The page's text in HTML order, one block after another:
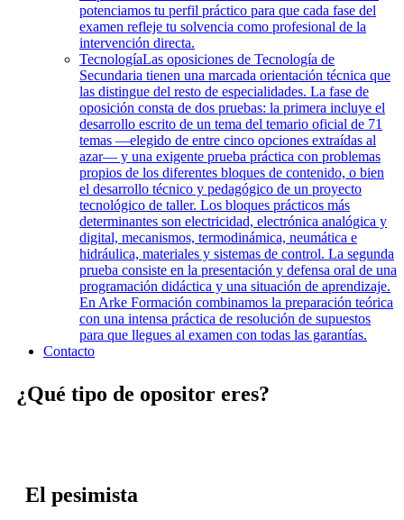
potenciamos tu perfil práctico para que cada fase del
examen refleje tu solvencia como profesional de la
intervención directa.
TecnologíaLas oposiciones de Tecnología de
Secundaria tienen una marcada orientación técnica que
las distingue del resto de especialidades. La fase de
oposición consta de dos pruebas: la primera incluye el
desarrollo escrito de un tema del temario oficial de 71
temas —elegido de entre cinco opciones extraídas al
azar— y una exigente prueba práctica con problemas
propios de los diferentes bloques de contenido, o bien
el desarrollo técnico y pedagógico de un proyecto
tecnológico de taller. Los bloques prácticos más
determinantes son electricidad, electrónica analógica y
digital, mecanismos, termodinámica, neumática e
hidráulica, materiales y sistemas de control. La segunda
prueba consiste en la presentación y defensa oral de una
programación didáctica y una situación de aprendizaje.
En Arke Formación combinamos la preparación teórica
con una intensa práctica de resolución de supuestos
para que llegues al examen con todas las garantías.
Contacto
¿Qué tipo de opositor eres?
El pesimista